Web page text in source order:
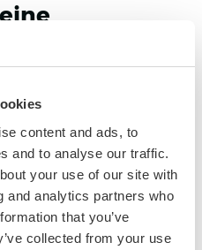
content and ads, to
and to analyse our traffic.
your use of our site with
and analytics partners who
that you’ve
collected from your use
zu
bei der Eröffnung
Falls nicht,
ein and trage die
das Feld unter